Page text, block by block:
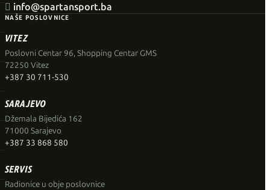
 info@spartansport.ba
NAŠE POSLOVNICE
VITEZ
Poslovni Centar 96, Shopping Centar GMS
72250 Vitez
+387 30 711-530
SARAJEVO
Džemala Bijedića 162
71000 Sarajevo
+387 33 868 580
SERVIS
Radionice u obje poslovnice